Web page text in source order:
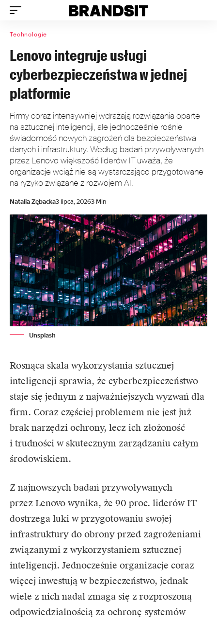
Technologie
Lenovo integruje usługi
cyberbezpieczeństwa w jednej
platformie
Firmy coraz intensywniej wdrażają rozwiązania oparte
na sztucznej inteligencji, ale jednocześnie rośnie
świadomość nowych zagrożeń dla bezpieczeństwa
danych i infrastruktury. Według badań przywoływanych
przez Lenovo większość liderów IT uważa, że
organizacje wciąż nie są wystarczająco przygotowane
na ryzyko związane z rozwojem AI.
Natalia Zębacka3 lipca, 20263 Min
Unsplash
Rosnąca skala wykorzystania sztucznej
inteligencji sprawia, że cyberbezpieczeństwo
staje się jednym z najważniejszych wyzwań dla
firm. Coraz częściej problemem nie jest już
brak narzędzi ochrony, lecz ich złożoność
i trudności w skutecznym zarządzaniu całym
środowiskiem.
Z najnowszych badań przywoływanych
przez Lenovo wynika, że 90 proc. liderów IT
dostrzega luki w przygotowaniu swojej
infrastruktury do obrony przed zagrożeniami
związanymi z wykorzystaniem sztucznej
inteligencji. Jednocześnie organizacje coraz
więcej inwestują w bezpieczeństwo, jednak
wiele z nich nadal zmaga się z rozproszoną
odpowiedzialnością za ochronę systemów